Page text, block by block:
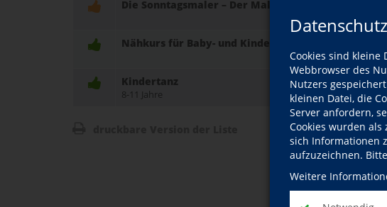
Datenschutz
Cookies sind kleine
Webbrowser des
Nutzers
kleinen Datei, die
Server anfordern,
Cookies wurden
sich Informationen
aufzuzeichnen.
Weitere
Die Sonntagsmaler – Der Malkurs für freie Köpfe
Nähkurs für Baby- und Kinderkleidung
Kindertanz
8-11 Jahre